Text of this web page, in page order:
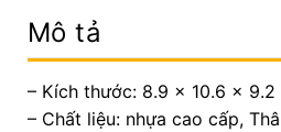
Mô tả
– Kích thước: 8.9 x 10.6 x 9.2
– Chất liệu: nhựa cao cấp,